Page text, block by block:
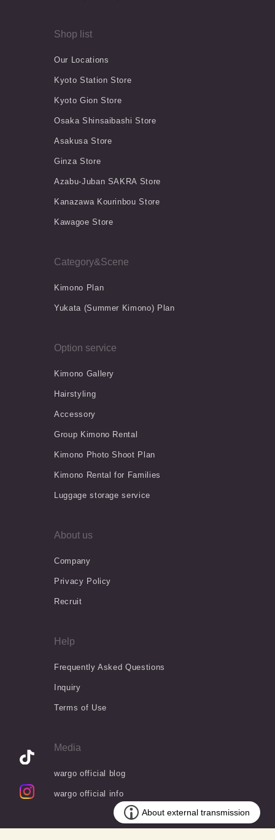
Shop list
Our Locations
Kyoto Station Store
Kyoto Gion Store
Osaka Shinsaibashi Store
Asakusa Store
Ginza Store
Azabu-Juban SAKRA Store
Kanazawa Kourinbou Store
Kawagoe Store
Category&Scene
Kimono Plan
Yukata (Summer Kimono) Plan
Option service
Kimono Gallery
Hairstyling
Accessory
Group Kimono Rental
Kimono Photo Shoot Plan
Kimono Rental for Families
Luggage storage service
About us
Company
Privacy Policy
Recruit
Help
Frequently Asked Questions
Inquiry
Terms of Use
Media
wargo official blog
wargo official info